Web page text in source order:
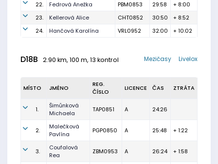
22.
Fedrová Anežka PBM0853 29:58
+ 8:00
23.
Kellerová Alice CHT0852 30:50
+ 8:52
24.
Hančová Karolína VRL0952 32:00 + 10:02
D18B 2.90 km, 100 m, 13 kontrol Livelox
Mezičasy
MÍSTO JMÉNO
REG.
ČÍSLO
LICENCE ČAS ZTRÁTA
1.
Šimůnková
Michaela
TAP0851 A 24:26
2.
Malečková
Pavlína
PGP0850 A 25:48 + 1:22
3.
Coufalová
Rea
ZBM0953 A 26:24 + 1:58